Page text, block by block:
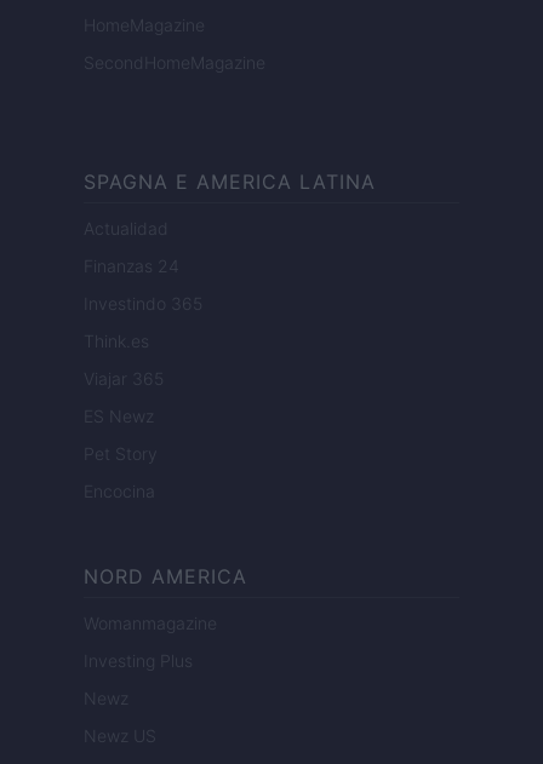
HomeMagazine
SecondHomeMagazine
SPAGNA E AMERICA LATINA
Actualidad
Finanzas 24
Investindo 365
Think.es
Viajar 365
ES Newz
Pet Story
Encocina
NORD AMERICA
Womanmagazine
Investing Plus
Newz
Newz US